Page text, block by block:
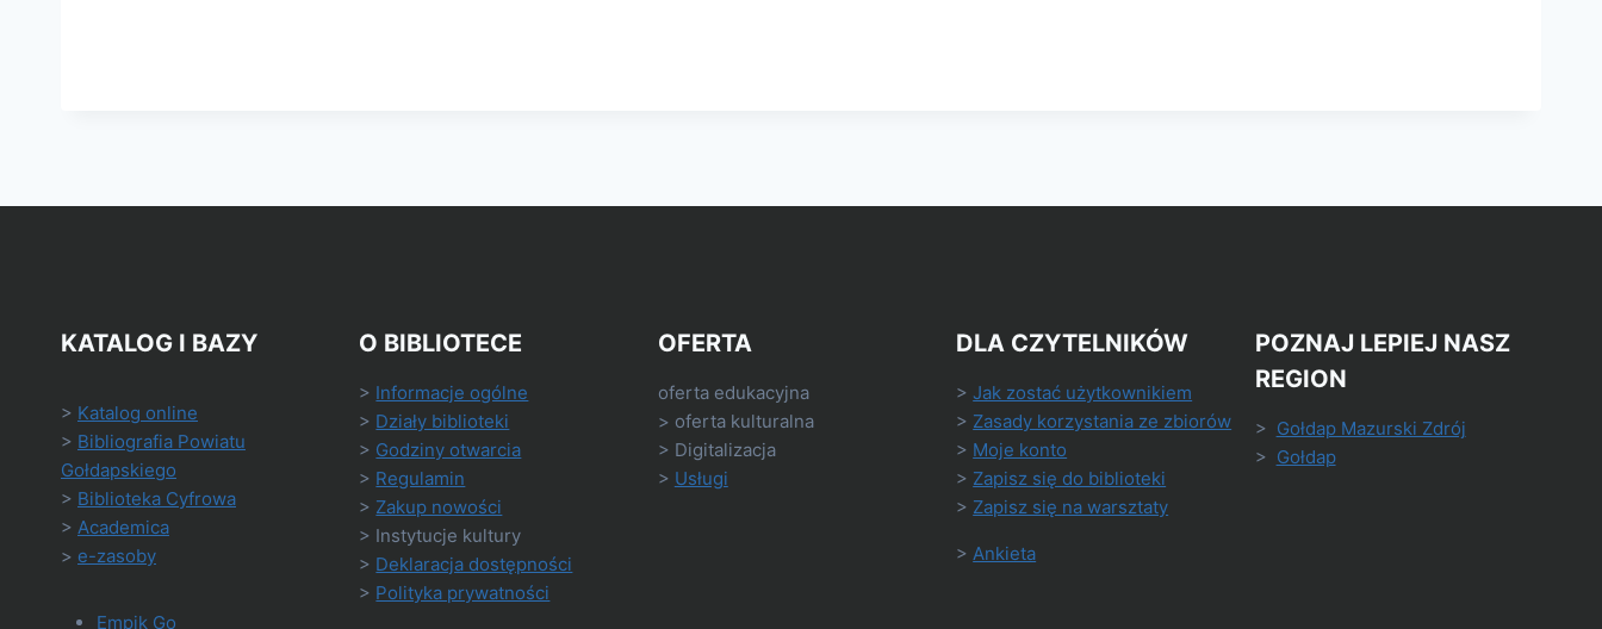
KATALOG I BAZY
> Katalog online
> Bibliografia Powiatu
Gołdapskiego
> Biblioteka Cyfrowa
> Academica
> e-zasoby
Empik Go
O BIBLIOTECE
> Informacje ogólne
> Działy biblioteki
> Godziny otwarcia
> Regulamin
> Zakup nowości
> Instytucje kultury
> Deklaracja dostępności
> Polityka prywatności
OFERTA
oferta edukacyjna
> oferta kulturalna
> Digitalizacja
> Usługi
DLA CZYTELNIKÓW
>Jak zostać użytkownikiem
> Zasady korzystania ze zbiorów
> Moje konto
> Zapisz się do biblioteki
> Zapisz się na warsztaty
>Ankieta
POZNAJ LEPIEJ NASZ
REGION
> Gołdap Mazurski Zdrój
> Gołdap